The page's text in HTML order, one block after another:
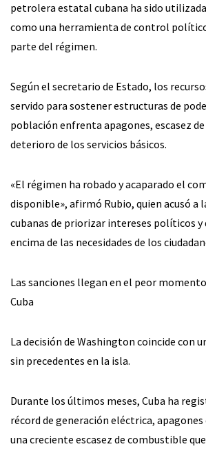
petrolera estatal cubana ha sido
como una herramienta de control
parte del régimen.
Según el secretario de Estado, los
servido para sostener estructuras de
población enfrenta apagones, escasez
deterioro de los servicios básicos.
«El régimen ha robado y acaparado el
disponible», afirmó Rubio, quien acusó a
cubanas de priorizar intereses políticos y
encima de las necesidades de los
Las sanciones llegan en el peor
Cuba
La decisión de Washington coincide con
sin precedentes en la isla.
Durante los últimos meses, Cuba ha
récord de generación eléctrica,
una creciente escasez de combustible